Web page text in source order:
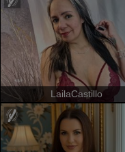
LailaCastillo